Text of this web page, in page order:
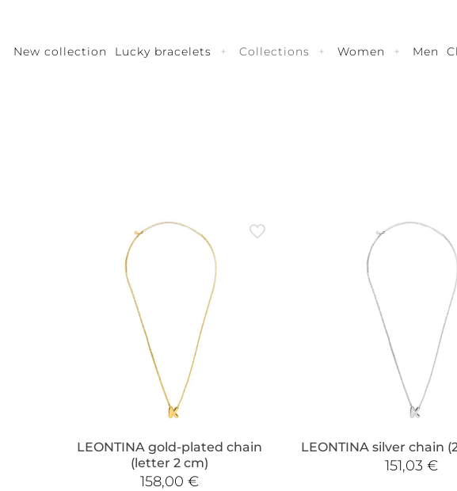
New collection Lucky bracelets Collections Women Men
LEONTINA gold-plated chain
(letter 2 cm)
158,00€
LEONTINA silver chain
151,03 €